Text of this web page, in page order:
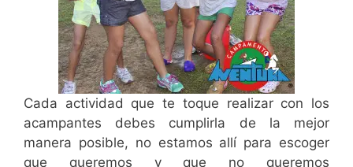
Cada actividad que te toque realizar con los
acampantes debes cumplirla de la mejor
manera posible, no estamos allí para escoger
que queremos y que no queremos